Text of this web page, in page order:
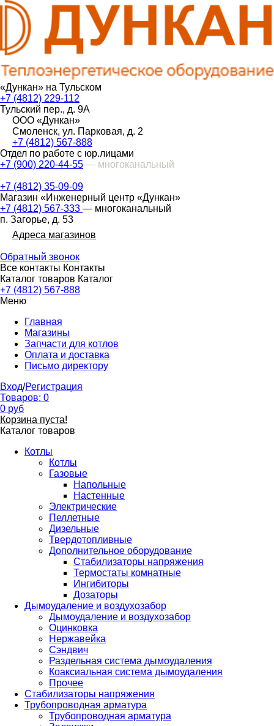
«Дункан» на Тульском
+7 (4812) 229-112
Тульский пер., д. 9А
ООО «Дункан»
Смоленск, ул. Парковая, д. 2
+7 (4812) 567-888
Отдел по работе с юр.лицами
+7 (900) 220-44-55 — многоканальный
+7 (4812) 35-09-09
Магазин «Инженерный центр «Дункан»
+7 (4812) 567-333 — многоканальный
п. Загорье, д. 53
Адреса магазинов
Обратный звонок
Все контакты Контакты
Каталог товаров Каталог
+7 (4812) 567-888
Меню
Главная
Магазины
Запчасти для котлов
Оплата и доставка
Письмо директору
Вход/Регистрация
Товаров: 0
0 руб
Корзина пуста!
Каталог товаров
Котлы
Котлы
Газовые
Напольные
Настенные
Электрические
Пеллетные
Дизельные
Твердотопливные
Дополнительное оборудование
Стабилизаторы напряжения
Термостаты комнатные
Ингибиторы
Дозаторы
Дымоудаление и воздухозабор
Дымоудаление и воздухозабор
Оцинковка
Нержавейка
Сэндвич
Раздельная система дымоудаления
Коаксиальная система дымоудаления
Прочее
Стабилизаторы напряжения
Трубопроводная арматура
Трубопроводная арматура